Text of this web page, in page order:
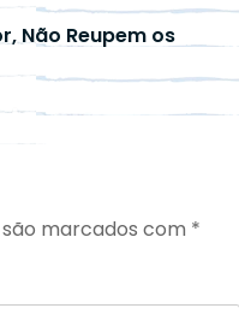
Não Reupem os
marcados com *